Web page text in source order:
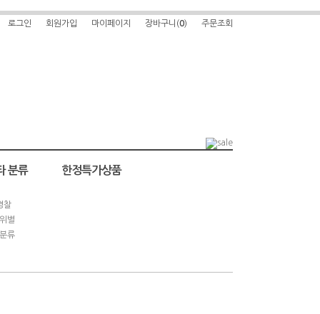
로그인 회원가입 마이페이지 장바구니(0) 주문조회
분류
찰
별
류
한정특가상품